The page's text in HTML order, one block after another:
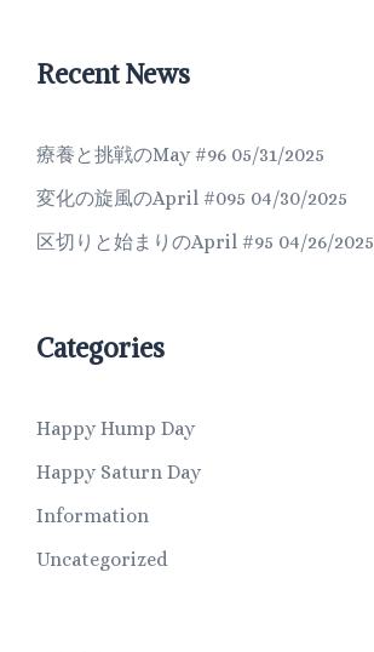
Recent News
療養と挑戦のMay #96 05/31/2025
変化の旋風のApril #095 04/30/2025
区切りと始まりのApril #95 04/26/2025
Categories
Happy Hump Day
Happy Saturn Day
Information
Uncategorized